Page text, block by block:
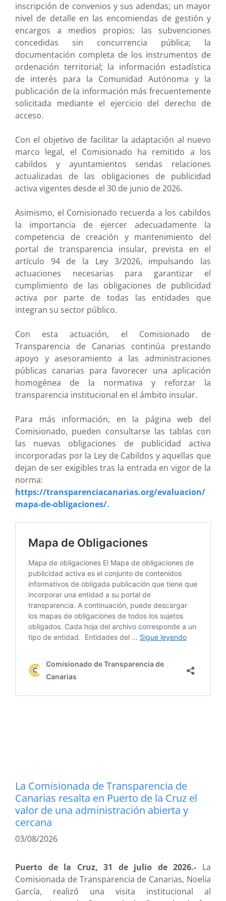
inscripción de convenios y sus adendas; un mayor
nivel de detalle en las encomiendas de gestión y
encargos a medios propios; las subvenciones
concedidas sin concurrencia pública; la
documentación completa de los instrumentos de
ordenación territorial; la información estadística
de interés para la Comunidad Autónoma y la
publicación de la información más frecuentemente
solicitada mediante el ejercicio del derecho de
acceso.
Con el objetivo de facilitar la adaptación al nuevo
marco legal, el Comisionado ha remitido a los
cabildos y ayuntamientos sendas relaciones
actualizadas de las obligaciones de publicidad
activa vigentes desde el 30 de junio de 2026.
Asimismo, el Comisionado recuerda a los cabildos
la importancia de ejercer adecuadamente la
competencia de creación y mantenimiento del
portal de transparencia insular, prevista en el
artículo 94 de la Ley 3/2026, impulsando las
actuaciones necesarias para garantizar el
cumplimiento de las obligaciones de publicidad
activa por parte de todas las entidades que
integran su sector público.
Con esta actuación, el Comisionado de
Transparencia de Canarias continúa prestando
apoyo y asesoramiento a las administraciones
públicas canarias para favorecer una aplicación
homogénea de la normativa y reforzar la
transparencia institucional en el ámbito insular.
Para más información, en la página web del
Comisionado, pueden consultarse las tablas con
las nuevas obligaciones de publicidad activa
incorporadas por la Ley de Cabildos y aquellas que
dejan de ser exigibles tras la entrada en vigor de la
norma:
https://transparenciacanarias.org/evaluacion/
mapa-de-obligaciones/.
La Comisionada de Transparencia de
Canarias resalta en Puerto de la Cruz el
valor de una administración abierta y
cercana
03/08/2026
Puerto de la Cruz, 31 de julio de 2026.- La
Comisionada de Transparencia de Canarias, Noelia
García, realizó una visita institucional al